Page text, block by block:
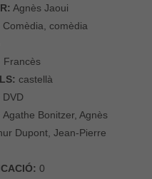
Agnès Jaoui
Comèdia, comèdia
Francès
castellà
DVD
Agathe Bonitzer, Agnès
Dupont, Jean-Pierre
0